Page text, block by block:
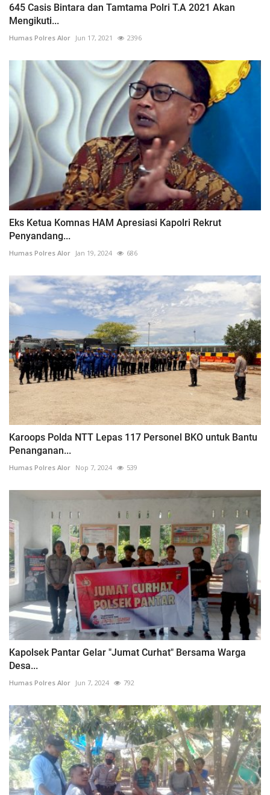
645 Casis Bintara dan Tamtama Polri T.A 2021 Akan
Mengikuti...
Humas Polres Alor Jun 17, 2021 2396
Eks Ketua Komnas HAM Apresiasi Kapolri Rekrut
Penyandang...
Humas Polres Alor Jan 19, 2024 686
Karoops Polda NTT Lepas 117 Personel BKO untuk Bantu
Penanganan...
Humas Polres Alor Nop 7, 2024 539
Kapolsek Pantar Gelar "Jumat Curhat" Bersama Warga
Desa...
Humas Polres Alor Jun 7, 2024 792